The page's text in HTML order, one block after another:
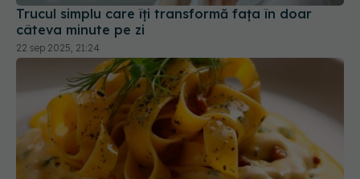
22 sep 2025, 21:24